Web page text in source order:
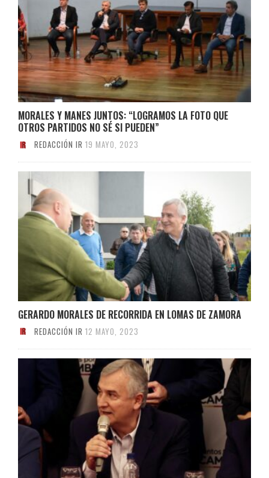
MORALES Y MANES JUNTOS: “LOGRAMOS LA FOTO QUE
OTROS PARTIDOS NO SÉ SI PUEDEN”
REDACCIÓN IR 19 MAYO, 2023
GERARDO MORALES DE RECORRIDA EN LOMAS DE ZAMORA
REDACCIÓN IR 12 MAYO, 2023